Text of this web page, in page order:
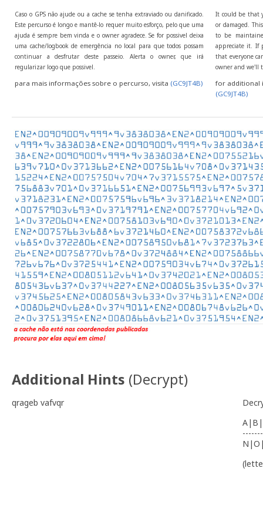
Caso o GPS não ajude ou a cache se tenha extraviado ou danificado.
Este percurso é longo e mantê-lo requer muito esforço, pelo que uma
ajuda é sempre bem vinda e o owner agradece. Se for possivel deixa
uma cache/logbook de emergência no local para que todos possam
continuar a desfrutar deste passeio. Alerta o owner, que irá
regularizar logo que possivel.
para mais informações sobre o percurso, visita (GC9JT4B)
It could be that
or damaged.
to be
appreciate it. If
that everyone
owner and we'll
for additional
(GC9JT4B)
Additional Hints (Decrypt)
qrageb vafvqr